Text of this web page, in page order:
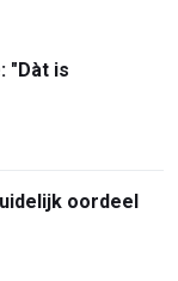
"Dàt is
oordeel